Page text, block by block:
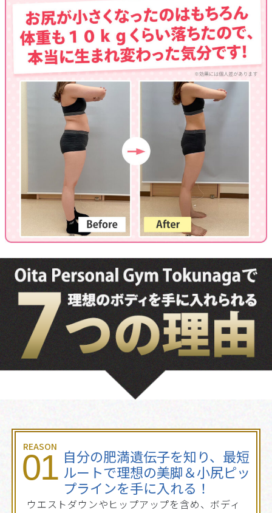
REASON
01 自分の肥満遺伝子を知り、最短
ルートで理想の美脚＆小尻ピッ
プラインを手に入れる！
ウエストダウンやヒップアップを含め、ボディ